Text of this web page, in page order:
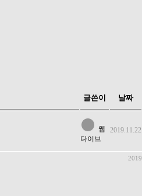
글쓴이 날짜
웹
다이브
2019.11.22